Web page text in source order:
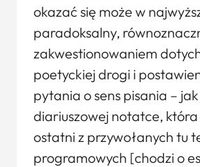
okazać się może w
paradoksalny,
zakwestionowaniem
poetyckiej drogi i
pytania o sens pisania –
diariuszowej notatce,
ostatni z przywołanych tu
programowych [chodzi o